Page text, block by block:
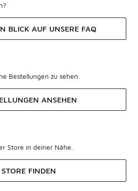
BLICK AUF UNSERE FAQ
Bestellungen zu sehen.
ANSEHEN
Store in deiner Nähe.
STORE FINDEN